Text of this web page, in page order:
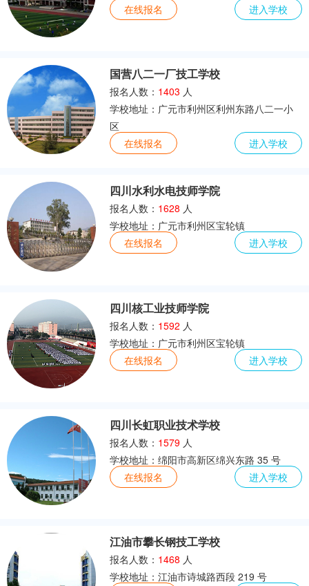
在线报名
进入学校
国营八二一厂技工学校
报名人数： 1403 人
学校地址：广元市利州区利州东路八二一小
区
在线报名
进入学校
四川水利水电技师学院
报名人数： 1628 人
学校地址：广元市利州区宝轮镇
在线报名
进入学校
四川核工业技师学院
报名人数： 1592 人
学校地址：广元市利州区宝轮镇
在线报名
进入学校
四川长虹职业技术学校
报名人数： 1579 人
学校地址：绵阳市高新区绵兴东路 35 号
在线报名
进入学校
江油市攀长钢技工学校
报名人数： 1468 人
学校地址：江油市诗城路西段 219 号